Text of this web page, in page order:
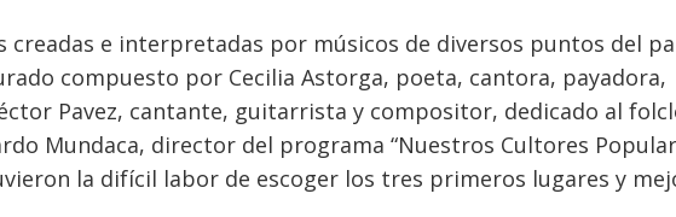
creadas e interpretadas por músicos de diversos puntos del
compuesto por Cecilia Astorga, poeta, cantora, payadora,
Pavez, cantante, guitarrista y compositor, dedicado al
Mundaca, director del programa “Nuestros Cultores
la difícil labor de escoger los tres primeros lugares y